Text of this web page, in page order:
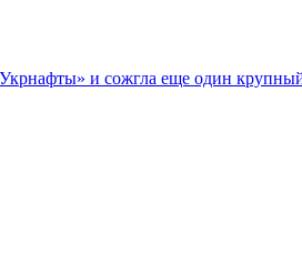
и сожгла еще один крупный